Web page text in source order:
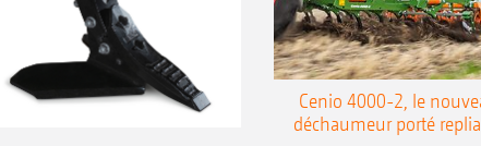
Cenio 4000-2, le
déchaumeur porté